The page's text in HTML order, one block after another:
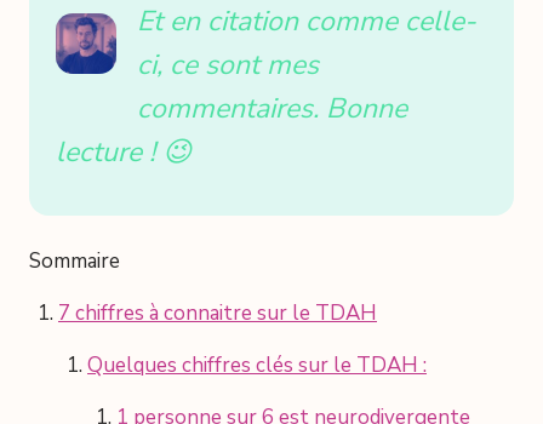
Et en citation comme celle-
ci, ce sont mes
commentaires. Bonne
lecture ! 😉
Sommaire
7 chiffres à connaitre sur le TDAH
Quelques chiffres clés sur le TDAH :
1 personne sur 6 est neurodivergente